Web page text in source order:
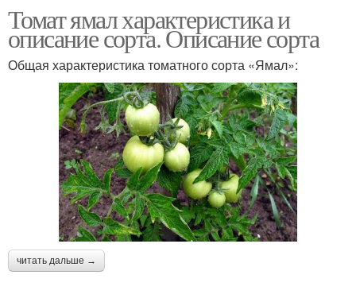
Томат ямал характеристика и
описание сорта. Описание сорта
Общая характеристика томатного сорта «Ямал»:
читать дальше →